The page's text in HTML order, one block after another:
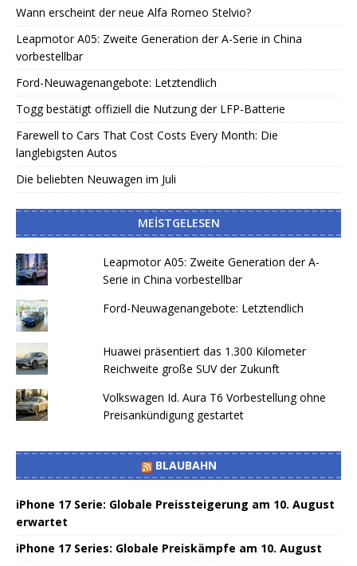
Wann erscheint der neue Alfa Romeo Stelvio?
Leapmotor A05: Zweite Generation der A-Serie in China
vorbestellbar
Ford-Neuwagenangebote: Letztendlich
Togg bestätigt offiziell die Nutzung der LFP-Batterie
Farewell to Cars That Cost Costs Every Month: Die
langlebigsten Autos
Die beliebten Neuwagen im Juli
MEISTGELESEN
Leapmotor A05: Zweite Generation der A-
Serie in China vorbestellbar
Ford-Neuwagenangebote: Letztendlich
Huawei präsentiert das 1.300 Kilometer
Reichweite große SUV der Zukunft
Volkswagen Id. Aura T6 Vorbestellung ohne
Preisankündigung gestartet
BLAUBAHN
iPhone 17 Serie: Globale Preissteigerung am 10. August
erwartet
iPhone 17 Series: Globale Preiskämpfe am 10. August